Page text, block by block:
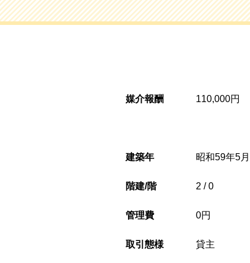
媒介報酬 110,000円
建築年 昭和59年5
階建/階 2 / 0
管理費 0円
取引態様 貸主